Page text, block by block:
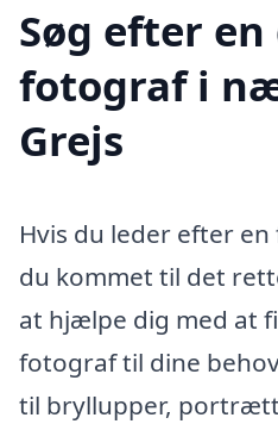
Søg efter
fotograf i
Grejs
Hvis du leder efter
du kommet til det
at hjælpe dig med at
fotograf til dine
til bryllupper,